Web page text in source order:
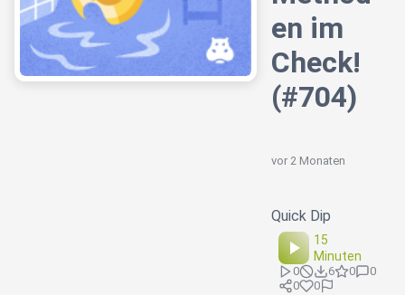
en im
Check!
(#704)
vor 2 Monaten
Quick Dip
15
Minuten
0 6 0
0
0
0